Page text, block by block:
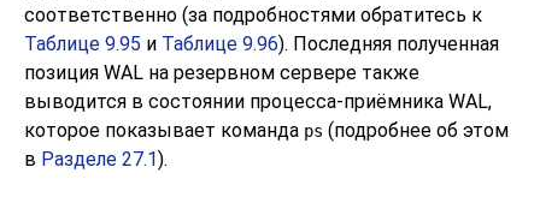
соответственно (за подробностями обратитесь к
Таблице 9.95 и Таблице 9.96). Последняя полученная
позиция WAL на резервном сервере также
выводится в состоянии процесса-приёмника WAL,
которое показывает команда ps (подробнее об этом
в Разделе 27.1).